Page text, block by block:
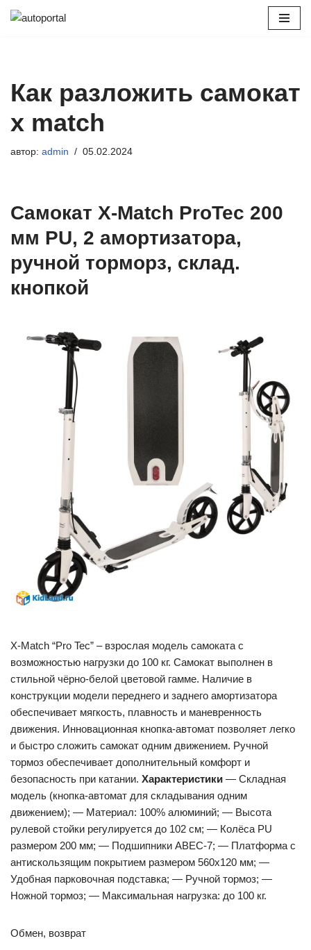
Как разложить самокат
x match
автор: admin 05.02.2024
Самокат X-Match ProTec 200
мм PU, 2 амортизатора,
ручной тормоpз, склад.
кнопкой
X-Match “Pro Tec” – взрослая модель самоката с
возможностью нагрузки до 100 кг. Самокат выполнен в
стильной чёрно-белой цветовой гамме. Наличие в
конструкции модели переднего и заднего амортизатора
обеспечивает мягкость, плавность и маневренность
движения. Инновационная кнопка-автомат позволяет легко
и быстро сложить самокат одним движением. Ручной
тормоз обеспечивает дополнительный комфорт и
безопасность при катании. Характеристики — Складная
модель (кнопка-автомат для складывания одним
движением); — Материал: 100% алюминий; — Высота
рулевой стойки регулируется до 102 см; — Колёса PU
размером 200 мм; — Подшипники ABEC-7; — Платформа с
антискользящим покрытием размером 560х120 мм; —
Удобная парковочная подставка; — Ручной тормоз; —
Ножной тормоз; — Максимальная нагрузка: до 100 кг.
Обмен, возврат